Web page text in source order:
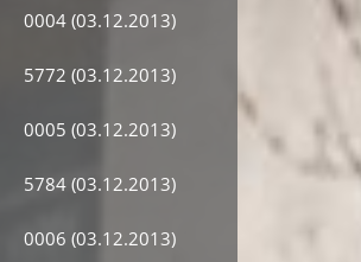
0004 (03.12.2013)
5772 (03.12.2013)
0005 (03.12.2013)
5784 (03.12.2013)
0006 (03.12.2013)